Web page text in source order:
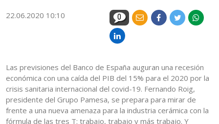
22.06.2020 10:10 0
Las previsiones del Banco de España auguran una recesión
económica con una caída del PIB del 15% para el 2020 por la
crisis sanitaria internacional del covid-19. Fernando Roig,
presidente del Grupo Pamesa, se prepara para mirar de
frente a una nueva amenaza para la industria cerámica con la
fórmula de las tres T: trabajo, trabajo y más trabajo. Y